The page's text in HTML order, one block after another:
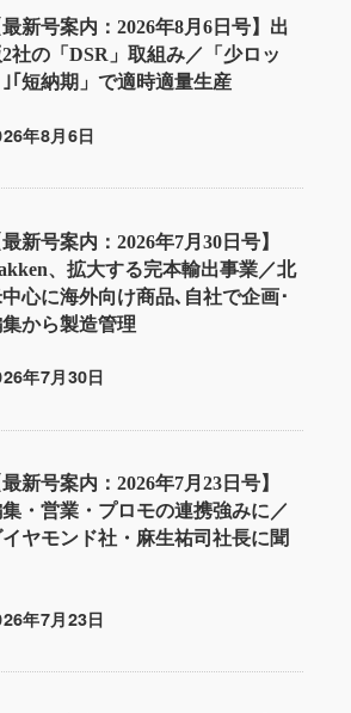
最新号案内：2026年8月6日号】出
社の「DSR」取組み／「少ロッ
｣｢短納期」で適時適量生産
日
年8月6日
最新号案内：2026年7月30日号】
、拡大する完本輸出事業／北
心に海外向け商品､自社で企画･
から製造管理
日
年7月30日
最新号案内：2026年7月23日号】
・営業・プロモの連携強みに／
イヤモンド社・麻生祐司社長に聞
日
年7月23日